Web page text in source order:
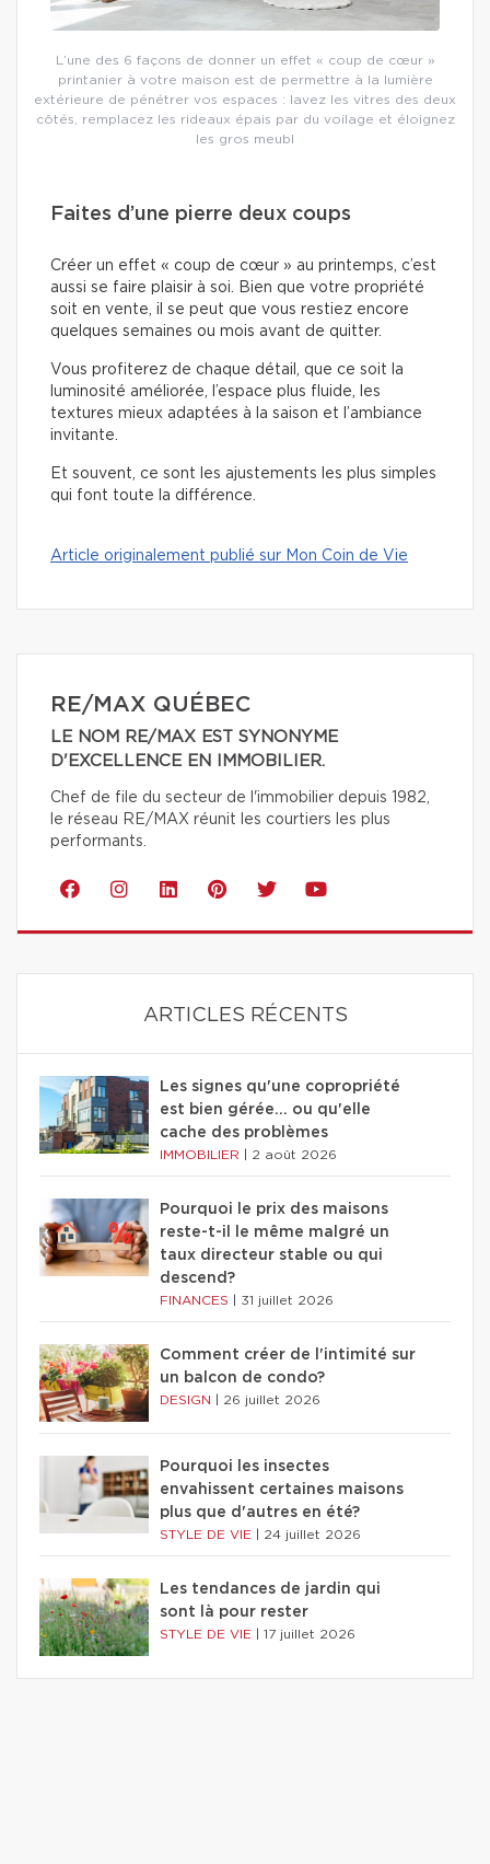
L’une des 6 façons de donner un effet « coup de cœur »
printanier à votre maison est de permettre à la lumière
extérieure de pénétrer vos espaces : lavez les vitres des deux
côtés, remplacez les rideaux épais par du voilage et éloignez
les gros meubl
Faites d’une pierre deux coups
Créer un effet « coup de cœur » au printemps, c’est
aussi se faire plaisir à soi. Bien que votre propriété
soit en vente, il se peut que vous restiez encore
quelques semaines ou mois avant de quitter.
Vous profiterez de chaque détail, que ce soit la
luminosité améliorée, l’espace plus fluide, les
textures mieux adaptées à la saison et l’ambiance
invitante.
Et souvent, ce sont les ajustements les plus simples
qui font toute la différence.
Article originalement publié sur Mon Coin de Vie
RE/MAX QUÉBEC
LE NOM RE/MAX EST SYNONYME
D'EXCELLENCE EN IMMOBILIER.
Chef de file du secteur de l'immobilier depuis 1982,
le réseau RE/MAX réunit les courtiers les plus
performants.
ARTICLES RÉCENTS
Les signes qu'une copropriété
est bien gérée… ou qu'elle
cache des problèmes
IMMOBILIER 2 août 2026
Pourquoi le prix des maisons
reste-t-il le même malgré un
taux directeur stable ou qui
descend?
FINANCES 31 juillet 2026
Comment créer de l'intimité sur
un balcon de condo?
DESIGN 26 juillet 2026
Pourquoi les insectes
envahissent certaines maisons
plus que d'autres en été?
STYLE DE VIE 24 juillet 2026
Les tendances de jardin qui
sont là pour rester
STYLE DE VIE 17 juillet 2026